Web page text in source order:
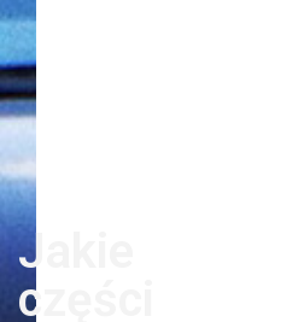
Jakie
części